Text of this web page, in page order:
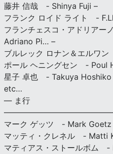
藤井 信哉 - Shinya Fuji –
フランク ロイド ライト -
フランチェスコ・アドリア
Adriano Pi… –
ブルレック ロナン＆エルワ
ポール ヘニングセン - Poul
星子 卓也 - Takuya Hoshiko
etc…
— ま行
マーク ゲッツ - Mark Goetz
マッティ・クレネル - Matti
マティアス・ストールボム